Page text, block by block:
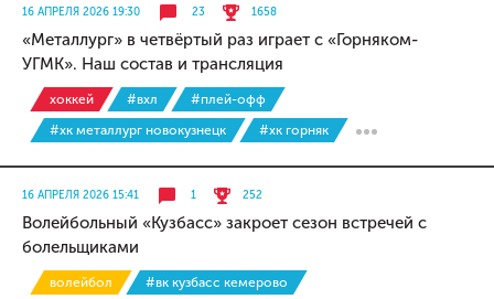
16 АПРЕЛЯ 2026 19:30 23 1658
«Металлург» в четвёртый раз играет с «Горняком-
УГМК». Наш состав и трансляция
хоккей #вхл
#плей-офф
#хк металлург новокузнецк
#хк горняк
16 АПРЕЛЯ 2026 15:41 1 252
Волейбольный «Кузбасс» закроет сезон встречей с
болельщиками
волейбол
#вк кузбасс кемерово